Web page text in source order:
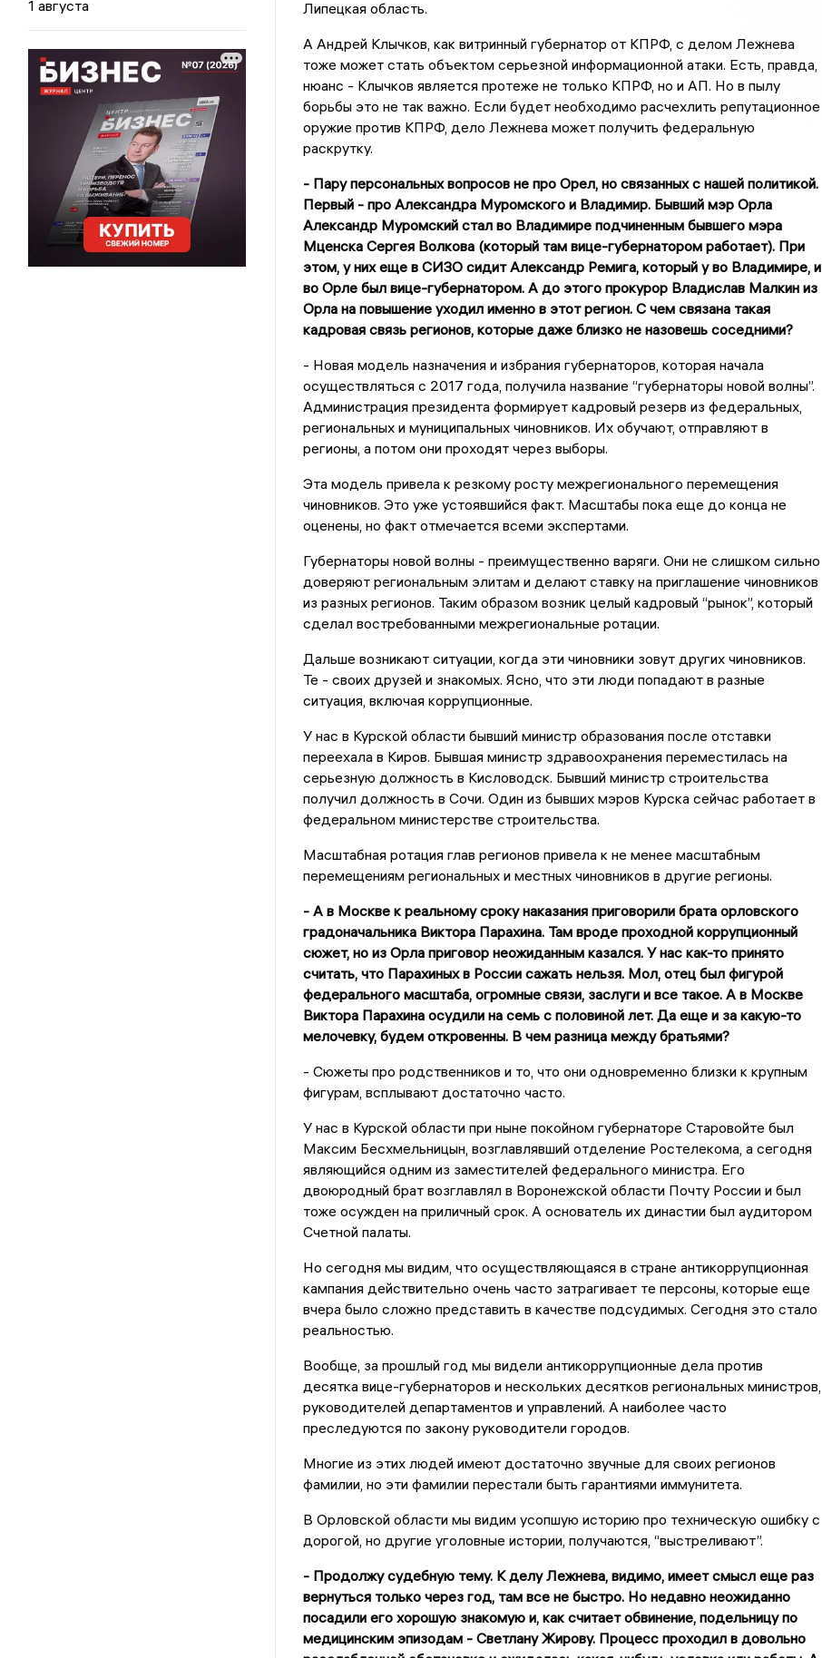
1 августа
Липецкая область.
А Андрей Клычков, как витринный губернатор от КПРФ, с делом Лежнева
тоже может стать объектом серьезной информационной атаки. Есть, правда,
нюанс - Клычков является протеже не только КПРФ, но и АП. Но в пылу
борьбы это не так важно. Если будет необходимо расчехлить репутационное
оружие против КПРФ, дело Лежнева может получить федеральную
раскрутку.
- Пару персональных вопросов не про Орел, но связанных с нашей политикой.
Первый - про Александра Муромского и Владимир. Бывший мэр Орла
Александр Муромский стал во Владимире подчиненным бывшего мэра
Мценска Сергея Волкова (который там вице-губернатором работает). При
этом, у них еще в СИЗО сидит Александр Ремига, который у во Владимире, и
во Орле был вице-губернатором. А до этого прокурор Владислав Малкин из
Орла на повышение уходил именно в этот регион. С чем связана такая
кадровая связь регионов, которые даже близко не назовешь соседними?
- Новая модель назначения и избрания губернаторов, которая начала
осуществляться с 2017 года, получила название “губернаторы новой волны”.
Администрация президента формирует кадровый резерв из федеральных,
региональных и муниципальных чиновников. Их обучают, отправляют в
регионы, а потом они проходят через выборы.
Эта модель привела к резкому росту межрегионального перемещения
чиновников. Это уже устоявшийся факт. Масштабы пока еще до конца не
оценены, но факт отмечается всеми экспертами.
Губернаторы новой волны - преимущественно варяги. Они не слишком сильно
доверяют региональным элитам и делают ставку на приглашение чиновников
из разных регионов. Таким образом возник целый кадровый “рынок”, который
сделал востребованными межрегиональные ротации.
Дальше возникают ситуации, когда эти чиновники зовут других чиновников.
Те - своих друзей и знакомых. Ясно, что эти люди попадают в разные
ситуация, включая коррупционные.
У нас в Курской области бывший министр образования после отставки
переехала в Киров. Бывшая министр здравоохранения переместилась на
серьезную должность в Кисловодск. Бывший министр строительства
получил должность в Сочи. Один из бывших мэров Курска сейчас работает в
федеральном министерстве строительства.
Масштабная ротация глав регионов привела к не менее масштабным
перемещениям региональных и местных чиновников в другие регионы.
- А в Москве к реальному сроку наказания приговорили брата орловского
градоначальника Виктора Парахина. Там вроде проходной коррупционный
сюжет, но из Орла приговор неожиданным казался. У нас как-то принято
считать, что Парахиных в России сажать нельзя. Мол, отец был фигурой
федерального масштаба, огромные связи, заслуги и все такое. А в Москве
Виктора Парахина осудили на семь с половиной лет. Да еще и за какую-то
мелочевку, будем откровенны. В чем разница между братьями?
- Сюжеты про родственников и то, что они одновременно близки к крупным
фигурам, всплывают достаточно часто.
У нас в Курской области при ныне покойном губернаторе Старовойте был
Максим Бесхмельницын, возглавлявший отделение Ростелекома, а сегодня
являющийся одним из заместителей федерального министра. Его
двоюродный брат возглавлял в Воронежской области Почту России и был
тоже осужден на приличный срок. А основатель их династии был аудитором
Счетной палаты.
Но сегодня мы видим, что осуществляющаяся в стране антикоррупционная
кампания действительно очень часто затрагивает те персоны, которые еще
вчера было сложно представить в качестве подсудимых. Сегодня это стало
реальностью.
Вообще, за прошлый год мы видели антикоррупционные дела против
десятка вице-губернаторов и нескольких десятков региональных министров,
руководителей департаментов и управлений. А наиболее часто
преследуются по закону руководители городов.
Многие из этих людей имеют достаточно звучные для своих регионов
фамилии, но эти фамилии перестали быть гарантиями иммунитета.
В Орловской области мы видим усопшую историю про техническую ошибку с
дорогой, но другие уголовные истории, получаются, “выстреливают”.
- Продолжу судебную тему. К делу Лежнева, видимо, имеет смысл еще раз
вернуться только через год, там все не быстро. Но недавно неожиданно
посадили его хорошую знакомую и, как считает обвинение, подельницу по
медицинским эпизодам - Светлану Жирову. Процесс проходил в довольно